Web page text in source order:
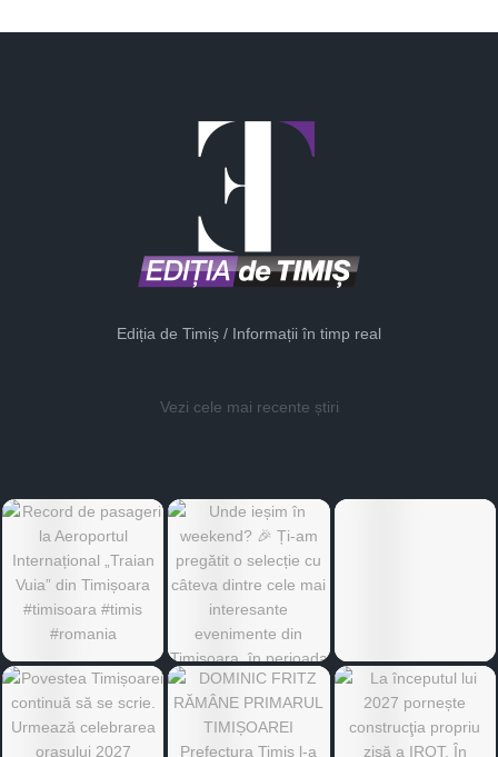
Ediția de Timiș / Informații în timp real
Vezi cele mai recente știri